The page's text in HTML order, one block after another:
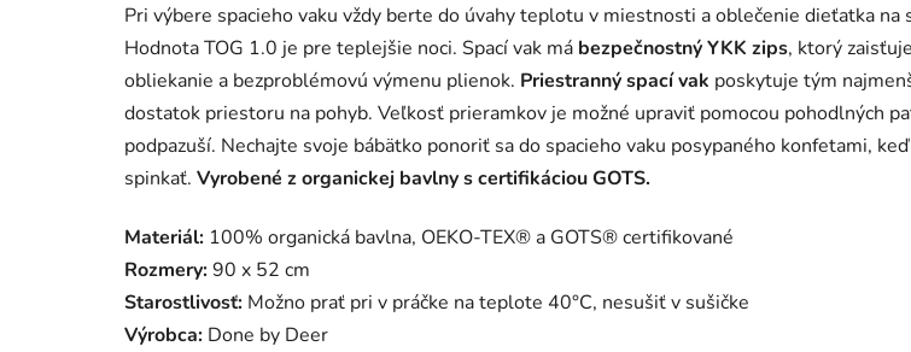
Pri výbere spacieho vaku vždy berte do úvahy teplotu v miestnosti a oblečenie dieťatka na
Hodnota TOG 1.0 je pre teplejšie noci. Spací vak má bezpečnostný YKK zips, ktorý
obliekanie a bezproblémovú výmenu plienok. Priestranný spací vak poskytuje tým
dostatok priestoru na pohyb. Veľkosť prieramkov je možné upraviť pomocou pohodlných
podpazuší. Nechajte svoje bábätko ponoriť sa do spacieho vaku posypaného konfetami,
spinkať. Vyrobené z organickej bavlny s certifikáciou GOTS.
Materiál: 100% organická bavlna, OEKO-TEX® a GOTS® certifikované
Rozmery:90 x 52 cm
Starostlivosť: Možno prať pri v práčke na teplote 40°C, nesušiť v sušičke
Výrobca: Done by Deer